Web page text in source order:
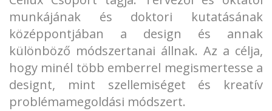
munkájának és doktori kutatásának
középpontjában a design és annak
különböző módszertanai állnak. Az a célja,
hogy minél több emberrel megismertesse a
designt, mint szellemiséget és kreatív
problémamegoldási módszert.